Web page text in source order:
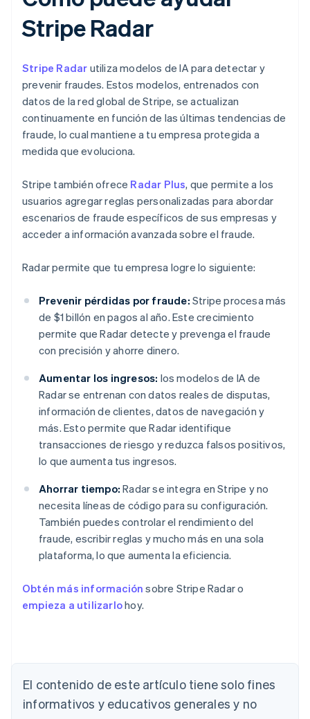
Stripe Radar
Stripe Radar utiliza modelos de IA para detectar y
prevenir fraudes. Estos modelos, entrenados con
datos de la red global de Stripe, se actualizan
continuamente en función de las últimas tendencias de
fraude, lo cual mantiene a tu empresa protegida a
medida que evoluciona.
Stripe también ofrece Radar Plus, que permite a los
usuarios agregar reglas personalizadas para abordar
escenarios de fraude específicos de sus empresas y
acceder a información avanzada sobre el fraude.
Radar permite que tu empresa logre lo siguiente:
Prevenir pérdidas por fraude: Stripe procesa más
de $1 billón en pagos al año. Este crecimiento
permite que Radar detecte y prevenga el fraude
con precisión y ahorre dinero.
Aumentar los ingresos: los modelos de IA de
Radar se entrenan con datos reales de disputas,
información de clientes, datos de navegación y
más. Esto permite que Radar identifique
transacciones de riesgo y reduzca falsos positivos,
lo que aumenta tus ingresos.
Ahorrar tiempo: Radar se integra en Stripe y no
necesita líneas de código para su configuración.
También puedes controlar el rendimiento del
fraude, escribir reglas y mucho más en una sola
plataforma, lo que aumenta la eficiencia.
Obtén más información sobre Stripe Radar o
empieza a utilizarlohoy.
El contenido de este artículo tiene solo fines
informativos y educativos generales y no
Australia
Austria
DeutschEnglish